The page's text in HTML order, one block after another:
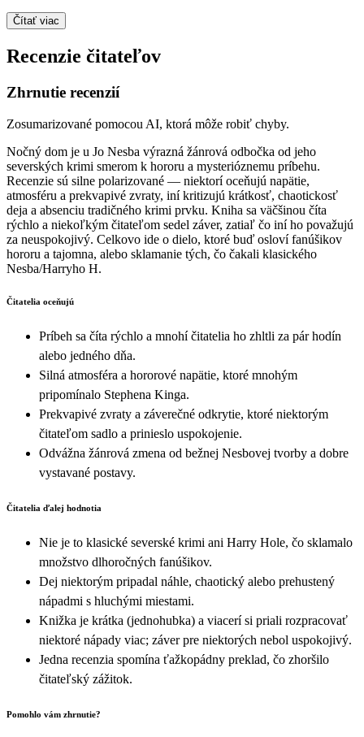
Čítať viac
Recenzie čitateľov
Zhrnutie recenzií
Zosumarizované pomocou AI, ktorá môže robiť chyby.
Nočný dom je u Jo Nesba výrazná žánrová odbočka od jeho
severských krimi smerom k hororu a mysterióznemu príbehu.
Recenzie sú silne polarizované — niektorí oceňujú napätie,
atmosféru a prekvapivé zvraty, iní kritizujú krátkosť, chaotickosť
deja a absenciu tradičného krimi prvku. Kniha sa väčšinou číta
rýchlo a niekoľkým čitateľom sedel záver, zatiaľ čo iní ho považujú
za neuspokojivý. Celkovo ide o dielo, ktoré buď osloví fanúšikov
hororu a tajomna, alebo sklamanie tých, čo čakali klasického
Nesba/Harryho H.
Čitatelia oceňujú
Príbeh sa číta rýchlo a mnohí čitatelia ho zhltli za pár hodín
alebo jedného dňa.
Silná atmosféra a hororové napätie, ktoré mnohým
pripomínalo Stephena Kinga.
Prekvapivé zvraty a záverečné odkrytie, ktoré niektorým
čitateľom sadlo a prinieslo uspokojenie.
Odvážna žánrová zmena od bežnej Nesbovej tvorby a dobre
vystavané postavy.
Čitatelia ďalej hodnotia
Nie je to klasické severské krimi ani Harry Hole, čo sklamalo
množstvo dlhoročných fanúšikov.
Dej niektorým pripadal náhle, chaotický alebo prehustený
nápadmi s hluchými miestami.
Knižka je krátka (jednohubka) a viacerí si priali rozpracovať
niektoré nápady viac; záver pre niektorých nebol uspokojivý.
Jedna recenzia spomína ťažkopádny preklad, čo zhoršilo
čitateľský zážitok.
Pomohlo vám zhrnutie?